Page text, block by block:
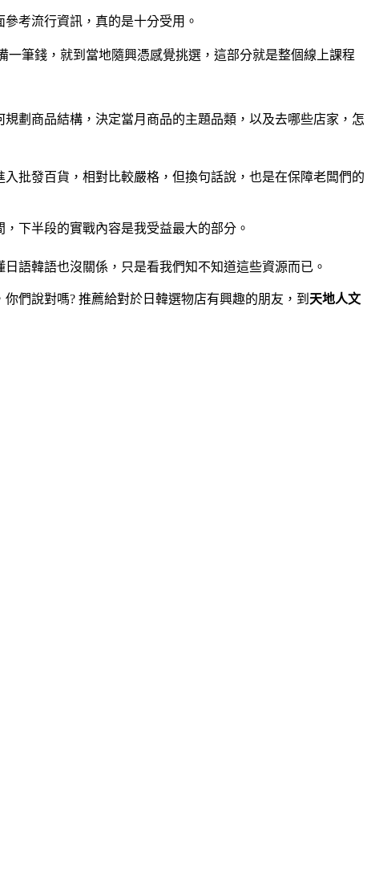
考流行資訊，真的是十分受用。
筆錢，就到當地隨興憑感覺挑選，這部分就是整個線上課程
劃商品結構，決定當月商品的主題品類，以及去哪些店家，怎
批發百貨，相對比較嚴格，但換句話說，也是在保障老闆們的
下半段的實戰內容是我受益最大的部分。
語韓語也沒關係，只是看我們知不知道這些資源而已。
們說對嗎? 推薦給對於日韓選物店有興趣的朋友，到 天地人文